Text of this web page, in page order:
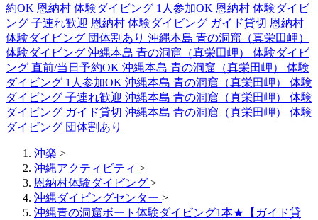
約OK 恩納村 体験ダイビング 1人参加OK 恩納村 体験ダイビ
ング 子連れ歓迎 恩納村 体験ダイビング ガイド貸切 恩納村
体験ダイビング 団体割あり 沖縄本島 青の洞窟（真栄田岬）
体験ダイビング 沖縄本島 青の洞窟（真栄田岬） 体験ダイビ
ング 直前/当日予約OK 沖縄本島 青の洞窟（真栄田岬） 体験
ダイビング 1人参加OK 沖縄本島 青の洞窟（真栄田岬） 体験
ダイビング 子連れ歓迎 沖縄本島 青の洞窟（真栄田岬） 体験
ダイビング ガイド貸切 沖縄本島 青の洞窟（真栄田岬） 体験
ダイビング 団体割あり
沖楽 >
沖縄アクティビティ >
恩納村体験ダイビング >
沖縄ダイビングセンター >
沖縄青の洞窟ボート体験ダイビング1本★【ガイド貸